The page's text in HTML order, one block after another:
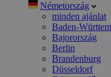
Németország
minden ajánlat
Baden-
Bajorország
Berlin
Brandenburg
Düsseldorf